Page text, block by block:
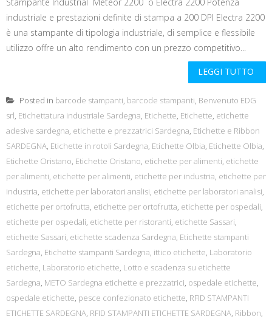
industriale e prestazioni definite di stampa a 200 DPI Electra 2200
è una stampante di tipologia industriale, di semplice e flessibile
utilizzo offre un alto rendimento con un prezzo competitivo...
LEGGI TUTTO
Posted in barcode stampanti, barcode stampanti, Benvenuto EDG
srl, Etichettatura industriale Sardegna, Etichette, Etichette, etichette
adesive sardegna, etichette e prezzatrici Sardegna, Etichette e Ribbon
SARDEGNA, Etichette in rotoli Sardegna, Etichette Olbia, Etichette Olbia,
Etichette Oristano, Etichette Oristano, etichette per alimenti, etichette
per alimenti, etichette per alimenti, etichette per industria, etichette per
industria, etichette per laboratori analisi, etichette per laboratori analisi,
etichette per ortofrutta, etichette per ortofrutta, etichette per ospedali,
etichette per ospedali, etichette per ristoranti, etichette Sassari,
etichette Sassari, etichette scadenza Sardegna, Etichette stampanti
Sardegna, Etichette stampanti Sardegna, ittico etichette, Laboratorio
etichette, Laboratorio etichette, Lotto e scadenza su etichette
Sardegna, METO Sardegna etichette e prezzatrici, ospedale etichette,
ospedale etichette, pesce confezionato etichette, RFID STAMPANTI
ETICHETTE SARDEGNA, RFID STAMPANTI ETICHETTE SARDEGNA, Ribbon,